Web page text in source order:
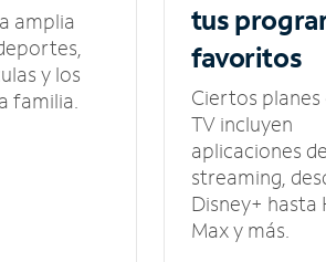
amplia
y los
familia.
tus
favoritos
Ciertos planes
TV incluyen
aplicaciones
streaming,
Disney+ hasta
Max y más.